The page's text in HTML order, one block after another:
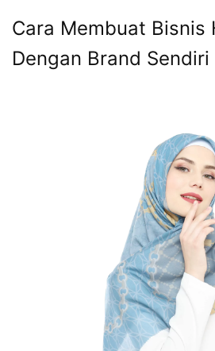
Cara Membuat Bisnis
Dengan Brand Sendiri